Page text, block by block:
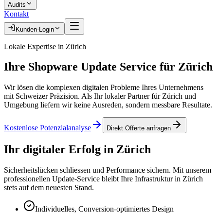
Audits
Kontakt
Kunden-Login
Lokale Expertise in Zürich
Ihre Shopware Update Service für Zürich
Wir lösen die komplexen digitalen Probleme Ihres Unternehmens
mit Schweizer Präzision. Als Ihr lokaler Partner für Zürich und
Umgebung liefern wir keine Ausreden, sondern messbare Resultate.
Kostenlose Potenzialanalyse Direkt Offerte anfragen
Ihr digitaler Erfolg in Zürich
Sicherheitslücken schliessen und Performance sichern. Mit unserem
professionellen Update-Service bleibt Ihre Infrastruktur in Zürich
stets auf dem neuesten Stand.
Individuelles, Conversion-optimiertes Design